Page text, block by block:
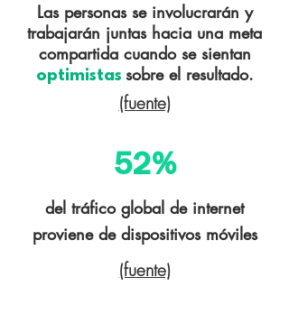
Las personas se involucrarán y
trabajarán juntas hacia una meta
compartida cuando se sientan
optimistas sobre el resultado.
(fuente)
52%
del tráfico global de internet
proviene de dispositivos móviles
(fuente)